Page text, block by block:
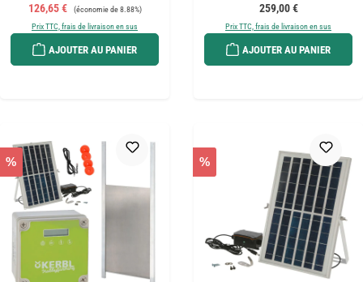
Prix de vente :
126,65 € Prix régulier :
(économie de 8.88%)
Prix TTC, frais de livraison en sus
AJOUTER AU PANIER
Prix régulier :
259,00 €
Prix TTC, frais de livraison en sus
AJOUTER AU PANIER
% %